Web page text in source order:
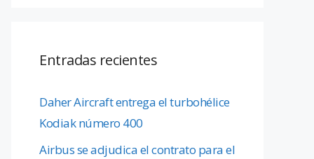
Entradas recientes
Daher Aircraft entrega el turbohélice
Kodiak número 400
Airbus se adjudica el contrato para el